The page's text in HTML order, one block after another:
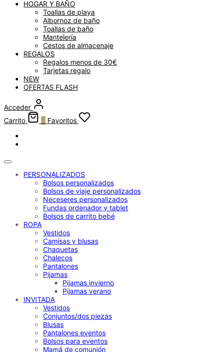
HOGAR Y BAÑO
Toallas de playa
Albornoz de baño
Toallas de baño
Mantelería
Cestos de almacenaje
REGALOS
Regalos menos de 30€
Tarjetas regalo
NEW
OFERTAS FLASH
Acceder
Carrito
Favoritos
PERSONALIZADOS
Bolsos personalizados
Bolsos de viaje personalizados
Neceseres personalizados
Fundas ordenador y tablet
Bolsos de carrito bebé
ROPA
Vestidos
Camisas y blusas
Chaquetas
Chalecos
Pantalones
Pijamas
Pijamas invierno
Pijamas verano
INVITADA
Vestidos
Conjuntos/dos piezas
Blusas
Pantalones eventos
Bolsos para eventos
Mamá de comunión